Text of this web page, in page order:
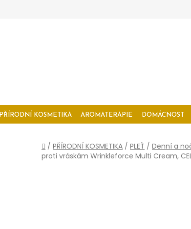
PŘÍRODNÍ KOSMETIKA AROMATERAPIE DOMÁCNOST
Domů
/ PŘÍRODNÍ KOSMETIKA / PLEŤ / Denní a
proti vráskám Wrinkleforce Multi Cream,